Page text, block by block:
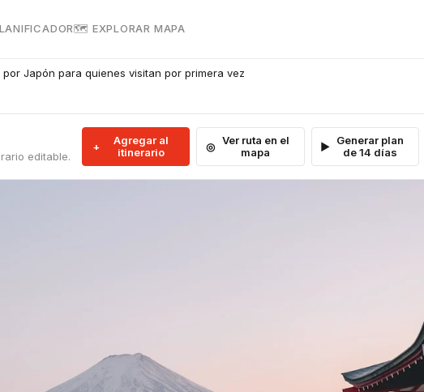
🗺 EXPLORAR MAPA
Japón para quienes visitan por primera vez
editable.
Agregar al
itinerario
Ver ruta en el
mapa
Generar plan
de 14 días